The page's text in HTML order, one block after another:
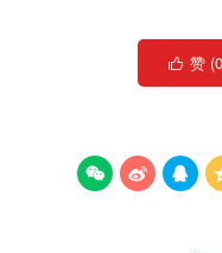
 赞 (0
  